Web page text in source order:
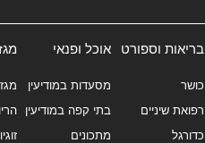
בריאות וספורט
כושר
רפואת שיניים
כדורגל
אוכל ופנאי
מסעדות במודיעין
בתי קפה במודיעין
מתכונים